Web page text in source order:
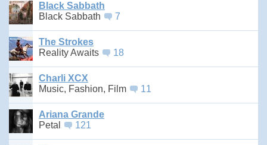
Black Sabbath
Black Sabbath
7
The Strokes
Reality Awaits
18
Charli XCX
Music, Fashion, Film
11
Ariana Grande
Petal
121